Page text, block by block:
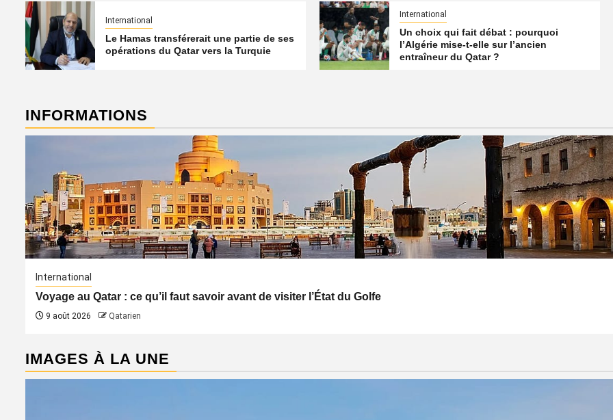
International
Le Hamas transférerait une partie de ses
opérations du Qatar vers la Turquie
International
Un choix qui fait débat : pourquoi
l’Algérie mise-t-elle sur l’ancien
entraîneur du Qatar ?
INFORMATIONS
International
Voyage au Qatar : ce qu’il faut savoir avant de visiter l’État du Golfe
9 août 2026 Qatarien
IMAGES À LA UNE